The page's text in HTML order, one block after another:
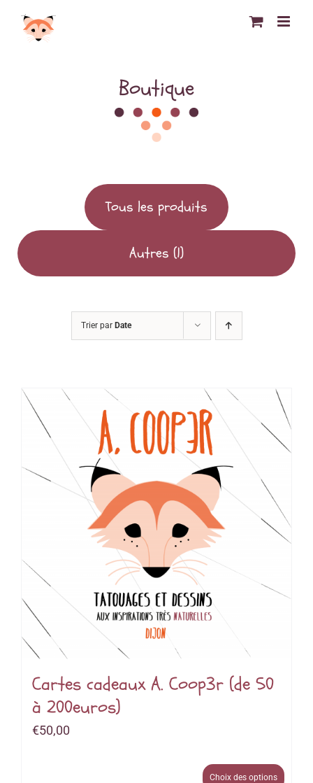
Boutique
Tous les produits
Autres (1)
Trier par Date
Cartes cadeaux A. Coop3r (de 50
à 200euros)
€50,00
Choix des options